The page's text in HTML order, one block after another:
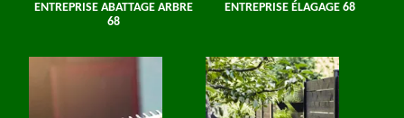
ENTREPRISE ABATTAGE ARBRE
68
ENTREPRISE ÉLAGAGE 68